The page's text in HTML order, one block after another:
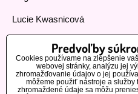
Lucie Kwasnicová
Fyzická osoba podnikajúca
IČ: 73112593
GSM:+420 776 440 464
Predvoľby
Cookies používame na zlepšenie
webovej stránky, analýzu jej
zhromažďovanie údajov o jej
môžeme použiť nástroje a služby
zhromaždené údaje sa môžu